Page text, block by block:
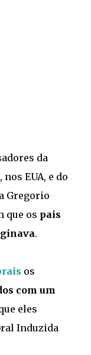
da
EUA, e do
Gregorio
que os pais
.
os
com um
eles
Induzida